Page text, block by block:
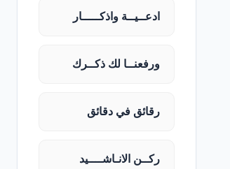
ادعــيــة واذكـــــار
ورفعنــا لك ذكــرك
رقائق في دقائق
ركــن الانـاشــــيد